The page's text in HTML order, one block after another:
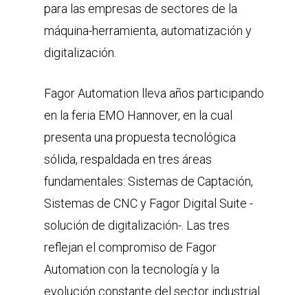
para las empresas de sectores de la
máquina-herramienta, automatización y
digitalización.
Fagor Automation lleva años participando
en la feria EMO Hannover, en la cual
presenta una propuesta tecnológica
sólida, respaldada en tres áreas
fundamentales: Sistemas de Captación,
Sistemas de CNC y Fagor Digital Suite -
solución de digitalización-. Las tres
reflejan el compromiso de Fagor
Automation con la tecnología y la
evolución constante del sector industrial.